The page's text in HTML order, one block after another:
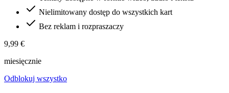
Nielimitowany dostęp do wszystkich kart
Bez reklam i rozpraszaczy
9,99 €
miesięcznie
Odblokuj wszystko